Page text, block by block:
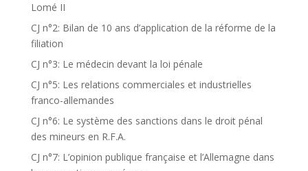
Lomé II
CJ n°2: Bilan de 10 ans d’application de la réforme de la
filiation
CJ n°3: Le médecin devant la loi pénale
CJ n°5: Les relations commerciales et industrielles
franco-allemandes
CJ n°6: Le système des sanctions dans le droit pénal
des mineurs en R.F.A.
CJ n°7: L’opinion publique française et l’Allemagne dans